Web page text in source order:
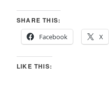
SHARE THIS:
Facebook
X
LIKE THIS: